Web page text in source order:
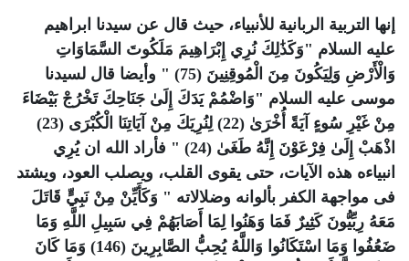
إنها التربية الربانية للأنبياء، حيث قال عن سيدنا ابراهيم
عليه السلام "وَكَذَٰلِكَ نُرِي إِبْرَاهِيمَ مَلَكُوتَ السَّمَاوَاتِ
وَالْأَرْضِ وَلِيَكُونَ مِنَ الْمُوقِنِينَ (75) " وأيضا قال لسيدنا
موسى عليه السلام "وَاضْمُمْ يَدَكَ إِلَىٰ جَنَاحِكَ تَخْرُجْ بَيْضَاءَ
مِنْ غَيْرِ سُوءٍ آيَةً أُخْرَىٰ (22) لِنُرِيَكَ مِنْ آيَاتِنَا الْكُبْرَى (23)
اذْهَبْ إِلَىٰ فِرْعَوْنَ إِنَّهُ طَغَىٰ (24) " فأراد الله ان يُرِي
انبياءه هذه الآيات، حتى يقوى القلب، ويصلب العود، ويشتد
فى مواجهة الكفر بألوانه وضلالاته " وَكَأَيِّنْ مِنْ نَبِيٍّ قَاتَلَ
مَعَهُ رِبِّيُّونَ كَثِيرٌ فَمَا وَهَنُوا لِمَا أَصَابَهُمْ فِي سَبِيلِ اللَّهِ وَمَا
ضَعُفُوا وَمَا اسْتَكَانُوا وَاللَّهُ يُحِبُّ الصَّابِرِينَ (146) وَمَا كَانَ